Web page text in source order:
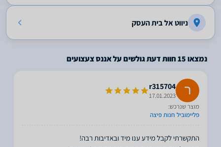
ניווט אל בית העסק
נמצאו15חוות דעת גולשים על אננס צעצועים
r315704
17.01.2023
מוצר שנרכש:
פליימוביל חנות פיצה